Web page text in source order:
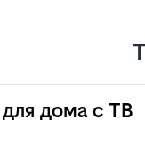
дома с ТВ